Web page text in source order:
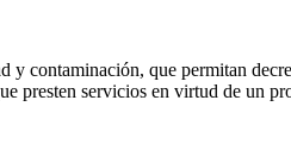
y contaminación, que permitan
presten servicios en virtud de un